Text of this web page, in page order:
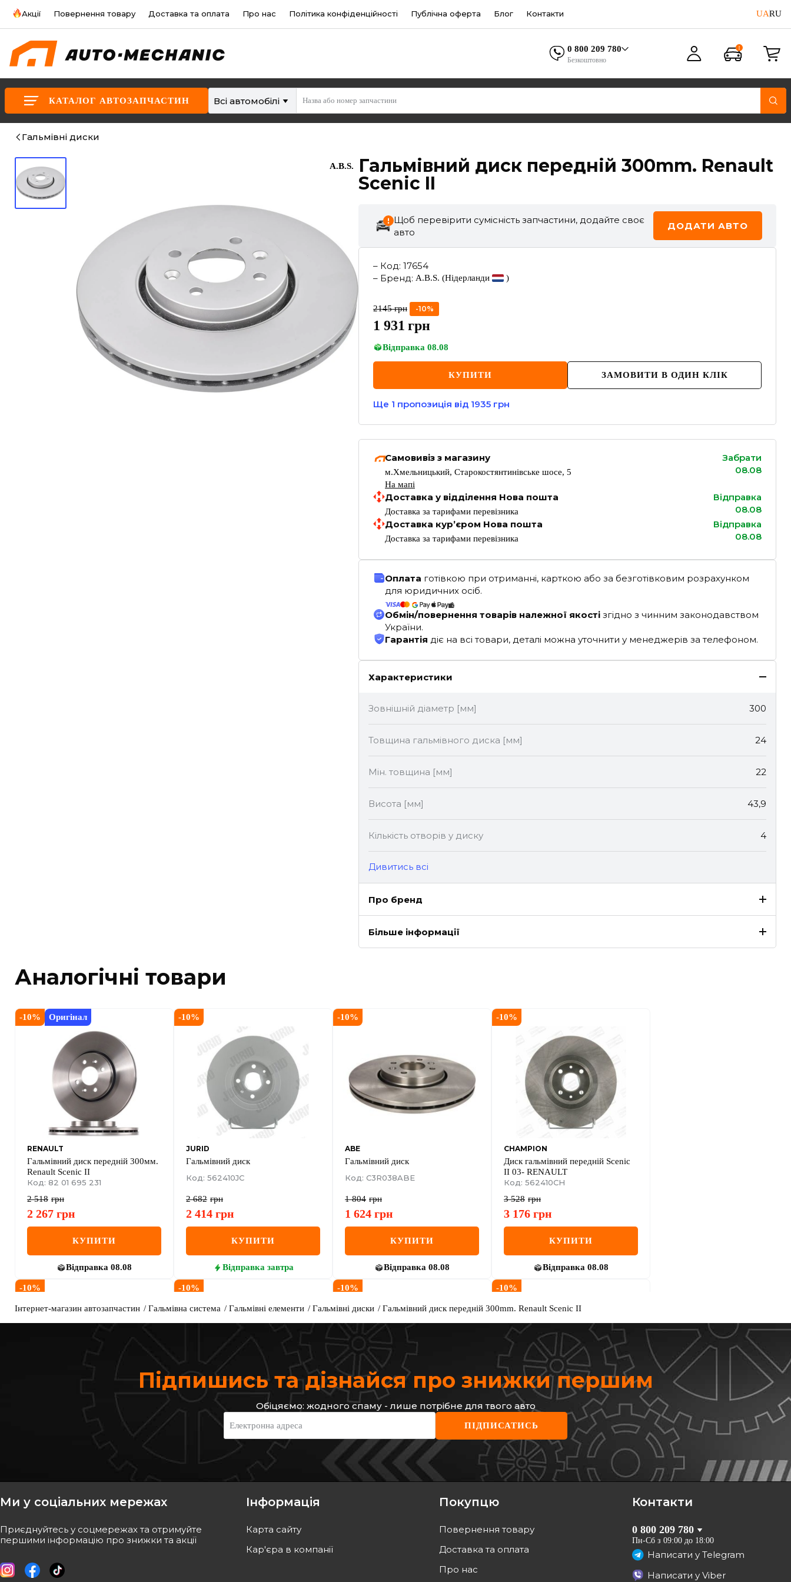
Акції Повернення товару Доставка та оплата Про нас Політика конфіденційності Публічна оферта Блог Контакти UARU
0 800 209 780
Безкоштовно
КАТАЛОГ АВТОЗАПЧАСТИН Всі автомобілі
Гальмівні диски
A.B.S.
Гальмівний диск передній 300mm. Renault
Scenic II
Щоб перевірити сумісність запчастини, додайте своє
авто
ДОДАТИ АВТО
– Код: 17654
– Бренд: A.B.S. (Нідерланди )
2145 грн -10%
1 931 грн
Відправка 08.08
КУПИТИ ЗАМОВИТИ В ОДИН КЛІК
Ще 1 пропозиція від 1935 грн
Самовивіз з магазину
м.Хмельницький, Старокостянтинівське шосе, 5
На мапі
Забрати
08.08
Доставка у відділення Нова пошта
Доставка за тарифами перевізника
Відправка
08.08
Доставка кур’єром Нова пошта
Доставка за тарифами перевізника
Відправка
08.08
Оплата готівкою при отриманні, карткою або за безготівковим розрахунком
для юридичних осіб.
Обмін/повернення товарів належної якості згідно з чинним законодавством
України.
Гарантія діє на всі товари, деталі можна уточнити у менеджерів за телефоном.
Характеристики
Зовнішній діаметр [мм] 300
Товщина гальмівного диска [мм] 24
Мін. товщина [мм] 22
Висота [мм] 43,9
Кількість отворів у диску 4
Дивитись всі
Про бренд
Більше інформації
Аналогічні товари
-10% Оригінал
RENAULT
Гальмівний диск передній 300мм.
Renault Scenic II
Код: 82 01 695 231
2 518 грн
2 267 грн
КУПИТИ
Відправка 08.08
-10%
JURID
Гальмівний диск
Код: 562410JC
2 682 грн
2 414 грн
КУПИТИ
Відправка завтра
-10%
ABE
Гальмівний диск
Код: C3R038ABE
1 804 грн
1 624 грн
КУПИТИ
Відправка 08.08
-10%
CHAMPION
Диск гальмівний передній Scenic
II 03- RENAULT
Код: 562410CH
3 528 грн
3 176 грн
КУПИТИ
Відправка 08.08
-10%
1 769 грн
Відправка 08.08
-10%
FEBI BILSTEIN
Гальмівний диск передній Renault
Scenic II 2003–
Код: 30697
2 029 грн
КУПИТИ
-10%
Код: BS-8164C
2 691 грн
2 422 грн
-10%
Код: 61049.10
3 045 грн
2 741 грн
Інтернет-магазин автозапчастин Гальмівна система Гальмівні елементи Гальмівні диски Гальмівний диск передній 300mm. Renault Scenic II
Підпишись та дізнайся про знижки першим
Обіцяємо: жодного спаму - лише потрібне для твого авто
Електронна адреса ПІДПИСАТИСЬ
Ми у соціальних мережах
Приєднуйтесь у соцмережах та отримуйте
першими інформацію про знижки та акції
Контакти
0 800 209 780
Пн-Сб з 09:00 до 18:00
Написати у Telegram
Написати у Viber
Інформація
Карта сайту
Кар'єра в компанії
Покупцю
Повернення товару
Доставка та оплата
Про нас